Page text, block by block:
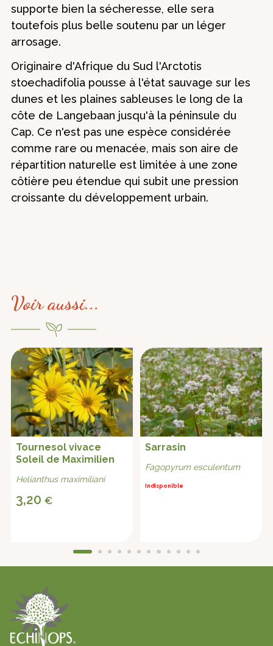
supporte bien la sécheresse, elle sera
toutefois plus belle soutenu par un léger
arrosage.
Originaire d'Afrique du Sud l'Arctotis
stoechadifolia pousse à l'état sauvage sur les
dunes et les plaines sableuses le long de la
côte de Langebaan jusqu'à la péninsule du
Cap. Ce n'est pas une espèce considérée
comme rare ou menacée, mais son aire de
répartition naturelle est limitée à une zone
côtière peu étendue qui subit une pression
croissante du développement urbain.
Voir aussi...
Tournesol vivace
Soleil de Maximilien
Helianthus maximiliani
3,20 €
Sarrasin
Fagopyrum esculentum
Indisponible